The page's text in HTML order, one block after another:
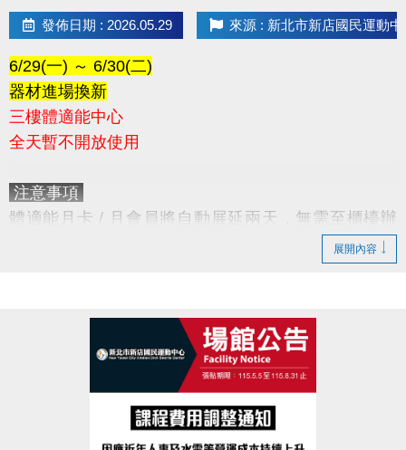
發佈日期 : 2026.05.29 來源 : 新北市新店國民運動中
6/29(一) ～ 6/30(二)
器材進場換新
三樓體適能中心
全天暫不開放使用
注意事項
體適能月卡 / 月會員將自動展延兩天，無需至櫃檯辦
感謝您的配合
展開內容